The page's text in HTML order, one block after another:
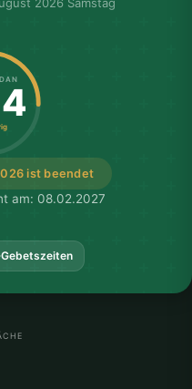
ist beendet
am: 08.02.2027
Gebetszeiten